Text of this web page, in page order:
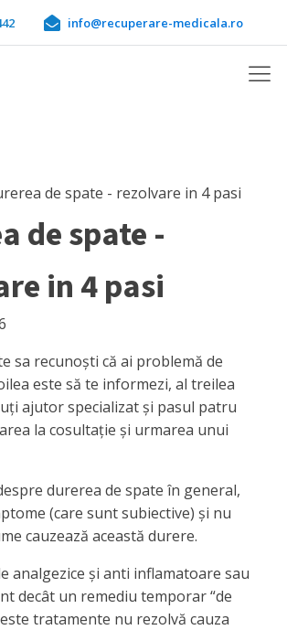
info@recuperare-medicala.ro
de spate - rezolvare in 4 pasi
de spate -
in 4 pasi
sa recunoşti că ai problemă de
este să te informezi, al treilea
ajutor specializat şi pasul patru
la cosultaţie şi urmarea unui
durerea de spate în general,
(care sunt subiective) şi nu
cauzează această durere.
analgezice şi anti inflamatoare sau
decât un remediu temporar “de
tratamente nu rezolvă cauza